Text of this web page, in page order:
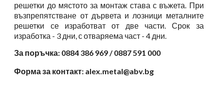
решетки до мястото за монтаж става с въжета. При
възпрепятстване от дървета и лозници металните
решетки се изработват от две части. Срок за
изработка - 3 дни, с отваряема част - 4 дни.
За поръчка: 0884 386 969 / 0887 591 000
Форма за контакт: alex.metal@abv.bg